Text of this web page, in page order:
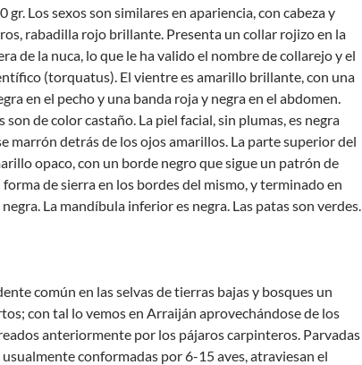
gr. Los sexos son similares en apariencia, con cabeza y
rabadilla rojo brillante. Presenta un collar rojizo en la
de la nuca, lo que le ha valido el nombre de collarejo y el
(torquatus). El vientre es amarillo brillante, con una
en el pecho y una banda roja y negra en el abdomen.
son de color castaño. La piel facial, sin plumas, es negra
marrón detrás de los ojos amarillos. La parte superior del
opaco, con un borde negro que sigue un patrón de
de sierra en los bordes del mismo, y terminado en
La mandíbula inferior es negra. Las patas son verdes.
común en las selvas de tierras bajas y bosques un
con tal lo vemos en Arraiján aprovechándose de los
anteriormente por los pájaros carpinteros. Parvadas
usualmente conformadas por 6-15 aves, atraviesan el